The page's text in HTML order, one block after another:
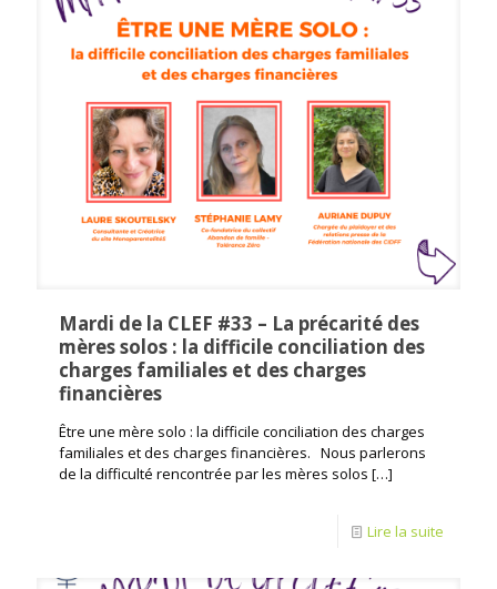
Mardi de la CLEF #33 – La précarité des
mères solos : la difficile conciliation des
charges familiales et des charges
financières
Être une mère solo : la difficile conciliation des charges
familiales et des charges financières. Nous parlerons
de la difficulté rencontrée par les mères solos […]
Lire la suite